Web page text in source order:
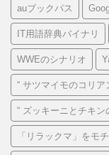
auブックパス
IT用語辞典バイナリ
WWEのシナリオ
“ サツマイモのコリア
“ ズッキーニとチキン
「リラックマ」をモ